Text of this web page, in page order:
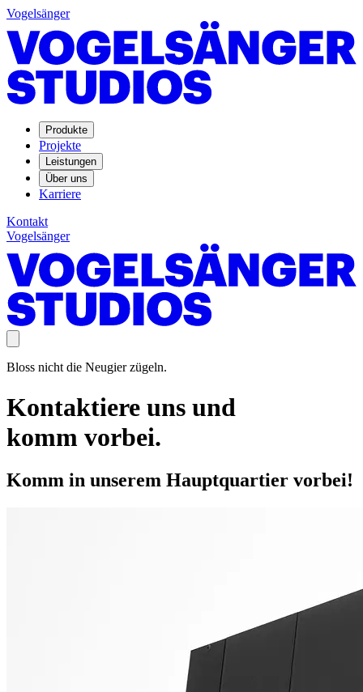
Vogelsänger
Produkte
Projekte
Leistungen
Über uns
Karriere
Kontakt
Vogelsänger
Bloss nicht die Neugier zügeln.
Kontaktiere uns und
komm vorbei.
Komm in unserem Hauptquartier vorbei!